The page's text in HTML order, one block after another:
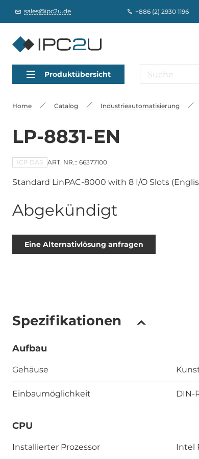
sales@ipc2u.de +886 (2) 2930 1196
Produktübersicht
Home Catalog Industrieautomatisierung
LP-8831-EN
ICP DAS ART. NR.:: 66377100
Standard LinPAC-8000 with 8 I/O Slots
Abgekündigt
Eine Alternativlösung anfragen
Spezifikationen
Aufbau
Gehäuse
Einbaumöglichkeit DIN-
CPU
Installierter Prozessor Intel